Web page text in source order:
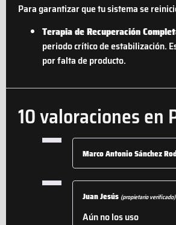
Para garantizar que tu sistema se
Terapia de Recuperación
periodo crítico de estabilización.
por falta de producto.
10 valoraciones en
Marco Antonio Sánchez
Juan Jesús (propietario verificado)
Aún no los uso